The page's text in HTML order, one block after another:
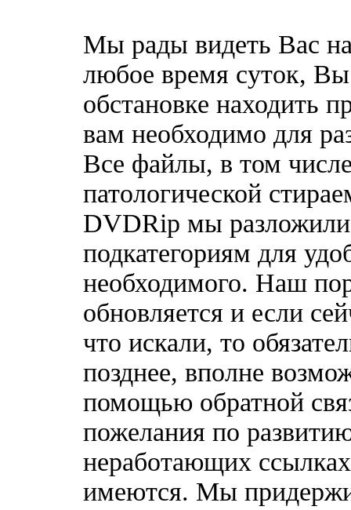
Мы рады видеть Вас
любое время суток,
обстановке находить
вам необходимо для
Все файлы, в том
патологической
DVDRip мы разложили
подкатегориям для
необходимого. Наш
обновляется и если
что искали, то
позднее, вполне
помощью обратной
пожелания по
неработающих
имеются. Мы